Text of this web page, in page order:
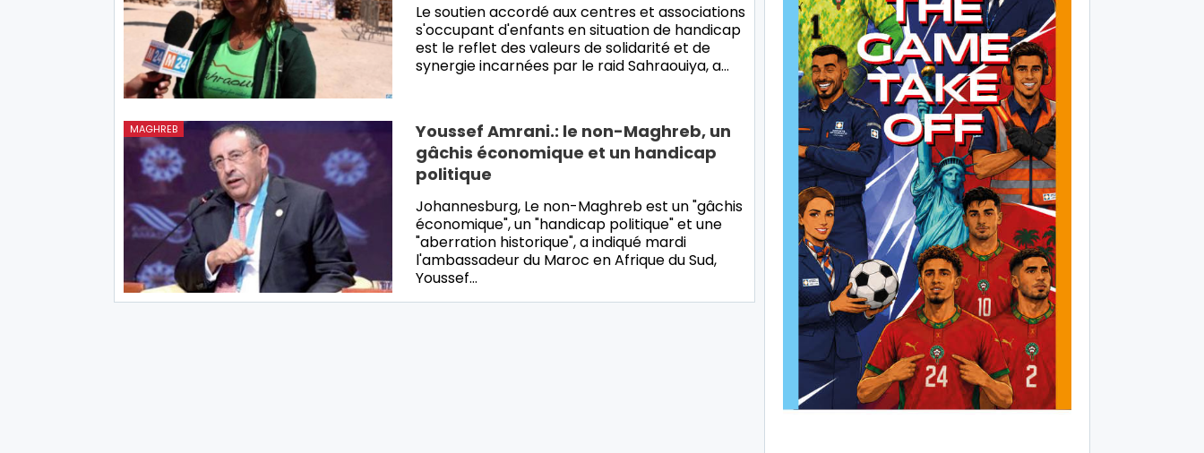
Le soutien accordé aux centres et associations
s'occupant d'enfants en situation de handicap
est le reflet des valeurs de solidarité et de
synergie incarnées par le raid Sahraouiya, a…
MAGHREB
Youssef Amrani.: le non-Maghreb, un
gâchis économique et un handicap
politique
Johannesburg, Le non-Maghreb est un "gâchis
économique", un "handicap politique" et une
"aberration historique", a indiqué mardi
l'ambassadeur du Maroc en Afrique du Sud,
Youssef…